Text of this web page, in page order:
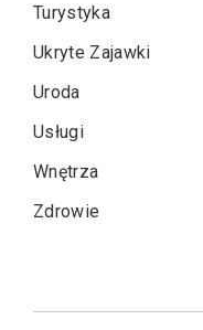
Turystyka
Ukryte Zajawki
Uroda
Usługi
Wnętrza
Zdrowie